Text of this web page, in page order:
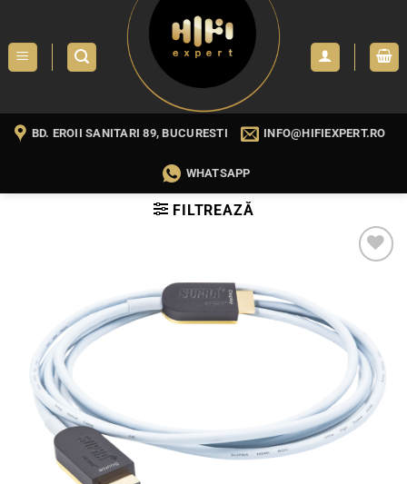
content
BD. EROII SANITARI 89, BUCURESTI INFO@HIFIEXPERT.RO
WHATSAPP
FILTREAZĂ